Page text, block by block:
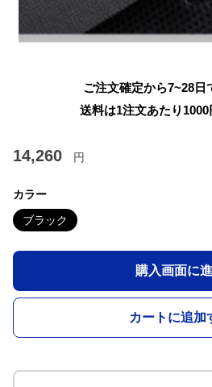
ご注文確定から7~28日
送料は1注文あたり 1000
14,260 円
カラー
ブラック
購入画面に
カートに追加